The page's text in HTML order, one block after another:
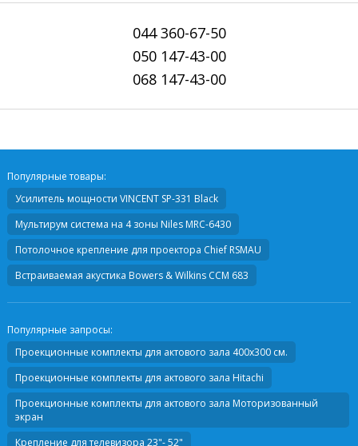
044360-67-50
050147-43-00
068147-43-00
Популярные товары:
Усилитель мощности VINCENT SP-331 Black
Мультирум система на 4 зоны Niles MRC-6430
Потолочное крепление для проектора Chief RSMAU
Встраиваемая акустика Bowers & Wilkins CCM 683
Популярные запросы:
Проекционные комплекты для актового зала 400х300 см.
Проекционные комплекты для актового зала Hitachi
Проекционные комплекты для актового зала Моторизованный
экран
Крепление для телевизора 23"- 52"